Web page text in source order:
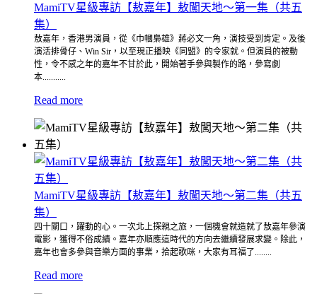
MamiTV星級專訪【敖嘉年】敖闖天地～第一集（共五
集）
敖嘉年，香港男演員，從《巾幗梟雄》蔣必文一角，演技受到肯定。及後
演活排骨仔、Win Sir，以至現正播映《同盟》的令家就。但演員的被動
性，令不感之年的嘉年不甘於此，開始著手參與製作的路，參寫劇
本...........
Read more
MamiTV星級專訪【敖嘉年】敖闖天地～第二集（共五
集）
四十關口，躍動的心。一次北上探親之旅，一個機會就造就了敖嘉年參演
電影，獲得不俗成績。嘉年亦順應這時代的方向去繼續發展求變。除此，
嘉年也會多參與音樂方面的事業，拾起歌咪，大家有耳福了........
Read more